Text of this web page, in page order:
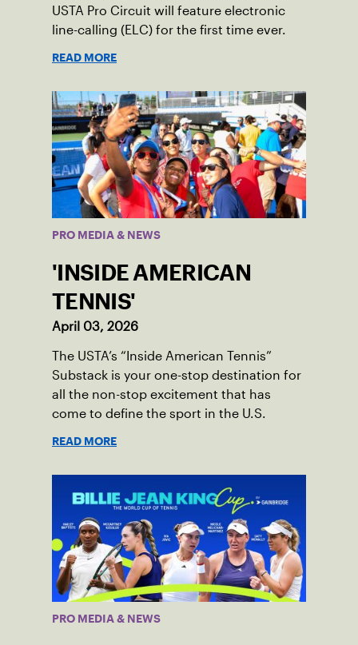
USTA Pro Circuit will feature electronic
line-calling (ELC) for the first time ever.
READ MORE
PRO MEDIA & NEWS
'INSIDE AMERICAN
TENNIS'
April 03, 2026
The USTA’s “Inside American Tennis”
Substack is your one-stop destination for
all the non-stop excitement that has
come to define the sport in the U.S.
READ MORE
PRO MEDIA & NEWS